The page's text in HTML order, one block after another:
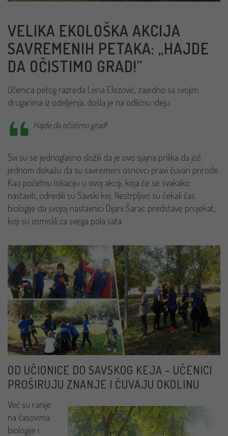
VELIKA EKOLOŠKA AKCIJA
SAVREMENIH PETAKA: „HAJDE
DA OČISTIMO GRAD!”
Učenica petog razreda Lena Elezović, zajedno sa svojim
drugarima iz odeljenja, došla je na odličnu ideju:
Hajde da očistimo grad!
Svi su se jednoglasno složili da je ovo sjajna prilika da još
jednom dokažu da su savremeni osnovci pravi čuvari prirode.
Kao početnu lokaciju u ovoj akciji, koja će se svakako
nastaviti, odredili su Savski kej. Nestrpljivo su čekali čas
biologije da svojoj nastavnici Dijani Šarac predstave projekat,
koji su osmislili za svega pola sata.
OD UČIONICE DO SAVSKOG KEJA – UČENICI
PROŠIRUJU ZNANJE I ČUVAJU OKOLINU
Već su ranije
na časovima
biologije i